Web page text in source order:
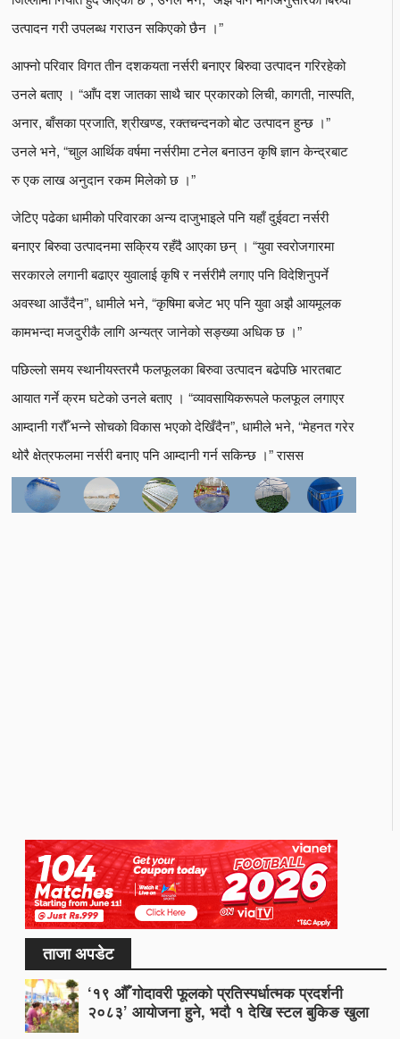
उत्पादन गरी उपलब्ध गराउन सकिएको छैन ।”
आफ्नो परिवार विगत तीन दशकयता नर्सरी बनाएर बिरुवा उत्पादन गरिरहेको
उनले बताए । “आँप दश जातका साथै चार प्रकारको लिची, कागती, नास्पति,
अनार, बाँसका प्रजाति, श्रीखण्ड, रक्तचन्दनको बोट उत्पादन हुन्छ ।”
उनले भने, “चाुल आर्थिक वर्षमा नर्सरीमा टनेल बनाउन कृषि ज्ञान केन्द्रबाट
रु एक लाख अनुदान रकम मिलेको छ ।”
जेटिए पढेका धामीको परिवारका अन्य दाजुभाइले पनि यहाँ दुईवटा नर्सरी
बनाएर बिरुवा उत्पादनमा सक्रिय रहँदै आएका छन् । “युवा स्वरोजगारमा
सरकारले लगानी बढाएर युवालाई कृषि र नर्सरीमै लगाए पनि विदेशिनुपर्ने
अवस्था आउँदैन”, धामीले भने, “कृषिमा बजेट भए पनि युवा अझै आयमूलक
कामभन्दा मजदुरीकै लागि अन्यत्र जानेको सङ्ख्या अधिक छ ।”
पछिल्लो समय स्थानीयस्तरमै फलफूलका बिरुवा उत्पादन बढेपछि भारतबाट
आयात गर्ने क्रम घटेको उनले बताए । “व्यावसायिकरूपले फलफूल लगाएर
आम्दानी गरौँ भन्ने सोचको विकास भएको देखिँदैन”, धामीले भने, “मेहनत गरेर
थोरै क्षेत्रफलमा नर्सरी बनाए पनि आम्दानी गर्न सकिन्छ ।” रासस
ताजा अपडेट
‘१९ औँ गोदावरी फूलको प्रतिस्पर्धात्मक प्रदर्शनी
२०८३’ आयोजना हुने, भदौ १ देखि स्टल बुकिङ खुला